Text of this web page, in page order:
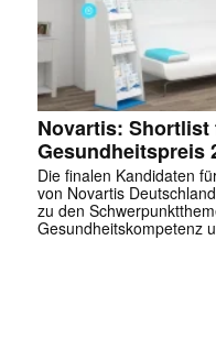
Novartis: Shortlist
Gesundheitspreis
Die finalen Kandidaten
von Novartis
zu den
Gesundheitskompetenz